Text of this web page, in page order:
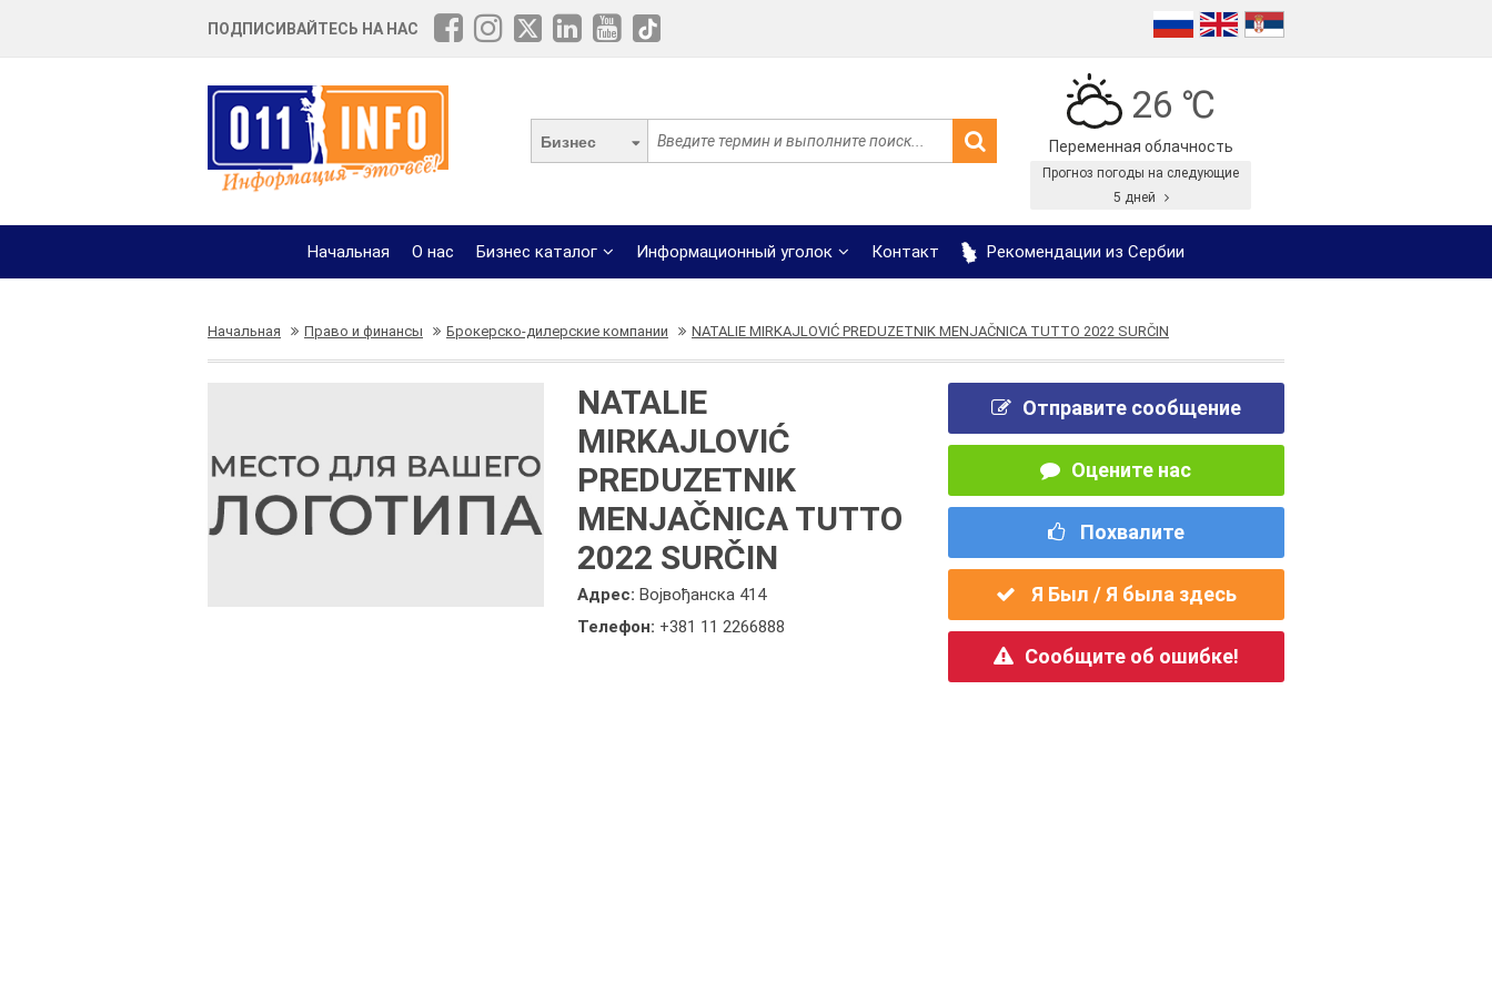
ПОДПИСИВАЙТЕСЬ НА НАС
Бизнес
26 ℃
Переменная облачность
Прогноз погоды на следующие
5 дней
Начальная О нас Бизнес каталог Информационный уголок Контакт Рекомендации из Сербии
Начальная Право и финансы Брокерско-дилерские компании NATALIE MIRKAJLOVIĆ PREDUZETNIK MENJAČNICA TUTTO 2022 SURČIN
NATALIE
MIRKAJLOVIĆ
PREDUZETNIK
MENJAČNICA TUTTO
2022 SURČIN
Адрес:Војвођанска 414
Телефон: +381 11 2266888
Отправите сообщение
Оцените нас
Похвалите
Я Был / Я была здесь
Сообщите об ошибке!